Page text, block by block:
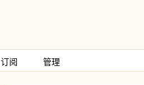
订阅 管理